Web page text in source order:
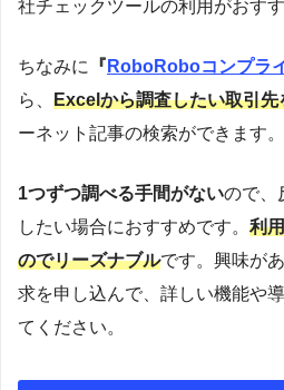
社チェックツールの利用がおすす
ちなみに 『 RoboRoboコンプラ
ら、 Excelから調査したい取引先
ーネット記事の検索ができます。
1つずつ調べる手間がないので、
したい場合におすすめです。 利
のでリーズナブルです。興味が
求を申し込んで、詳しい機能や
てください。